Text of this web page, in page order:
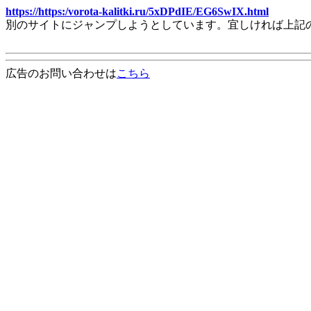
https://https:/vorota-kalitki.ru/5xDPdIE/EG6SwIX.html
別のサイトにジャンプしようとしています。宜しければ上
広告のお問い合わせはこちら